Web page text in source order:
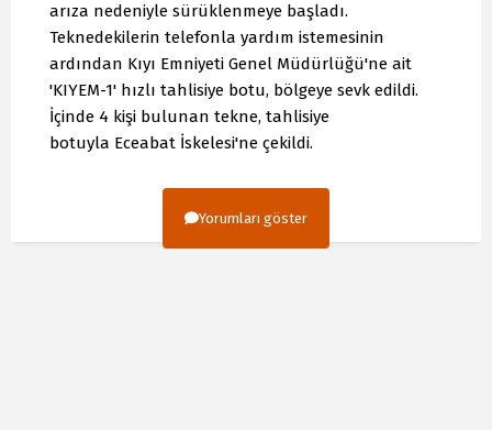
arıza nedeniyle sürüklenmeye başladı.
Teknedekilerin telefonla yardım istemesinin
ardından Kıyı Emniyeti Genel Müdürlüğü'ne ait
'KIYEM-1' hızlı tahlisiye botu, bölgeye sevk edildi.
İçinde 4 kişi bulunan tekne, tahlisiye
botuyla Eceabat İskelesi'ne çekildi.
Yorumları göster